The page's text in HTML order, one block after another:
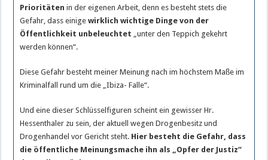
Prioritäten in der eigenen Arbeit, denn es besteht stets die
Gefahr, dass einigewirklich wichtige Dinge von der
Öffentlichkeit unbeleuchtet „unter den Teppich gekehrt
werden können“.
Diese Gefahr besteht meiner Meinung nach im höchstem Maße im
Kriminalfall rund um die „Ibiza- Falle“.
Und eine dieser Schlüsselfiguren scheint ein gewisser Hr.
Hessenthaler zu sein, der aktuell wegen Drogenbesitz und
Drogenhandel vor Gericht steht. Hier besteht die Gefahr, dass
die öffentliche Meinungsmache ihn als „Opfer der Justiz“